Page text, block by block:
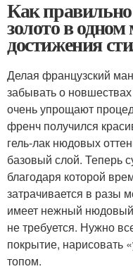
Как правильно
золото в
достижения
Делая французский
забывать о
очень упрощают
френч получился
гель-лак нюдовых
базовый слой. Теперь
благодаря которой
затрачивается в разы
имеет нежный нюдовый
не требуется. Нужно
покрытие, нарисовать
топом.